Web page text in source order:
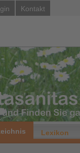
Kontakt
Lexikon